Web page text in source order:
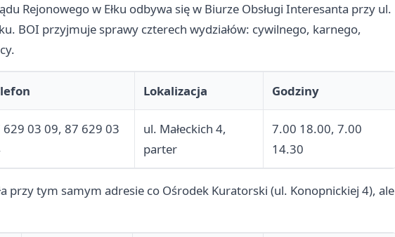
Rejonowego w Ełku odbywa się w Biurze Obsługi Interesanta przy ul.
BOI przyjmuje sprawy czterech wydziałów: cywilnego, karnego,
Lokalizacja Godziny
629 03 09, 87 629 03
ul. Małeckich 4,
parter
7.00 18.00, 7.00
14.30
przy tym samym adresie co Ośrodek Kuratorski (ul. Konopnickiej 4), ale